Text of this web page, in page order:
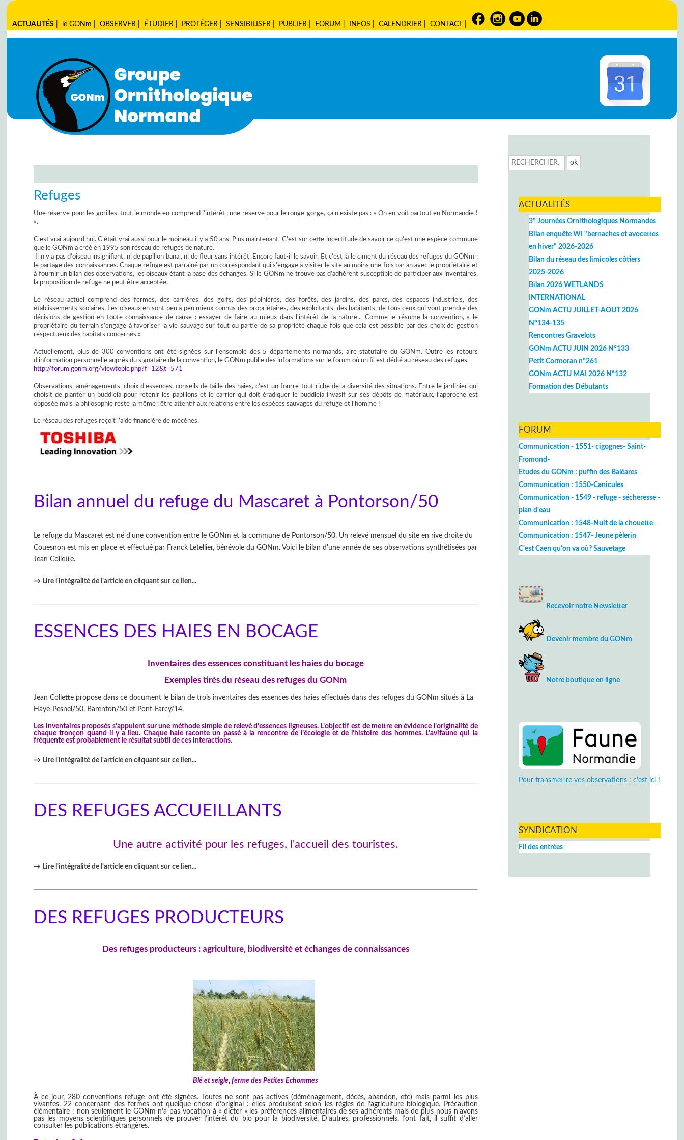
ACTUALITÉS le GONm |OBSERVER ÉTUDIER PROTÉGER |SENSIBILISER PUBLIER FORUM INFOS |CALENDRIER |CONTACT
Refuges
Une réserve pour les gorilles, tout le monde en comprend l’intérêt ; une réserve pour le rouge-gorge, ça n’existe pas : « On en voit partout en Normandie !
».
C’est vrai aujourd’hui. C’était vrai aussi pour le moineau il y a 50 ans. Plus maintenant. C’est sur cette incertitude de savoir ce qu’est une espèce commune
que le GONm a créé en 1995 son réseau de refuges de nature.
Il n’y a pas d’oiseau insignifiant, ni de papillon banal, ni de fleur sans intérêt. Encore faut-il le savoir. Et c’est là le ciment du réseau des refuges du GONm :
le partage des connaissances. Chaque refuge est parrainé par un correspondant qui s’engage à visiter le site au moins une fois par an avec le propriétaire et
à fournir un bilan des observations, les oiseaux étant la base des échanges. Si le GONm ne trouve pas d’adhérent susceptible de participer aux inventaires,
la proposition de refuge ne peut être acceptée.
Le réseau actuel comprend des fermes, des carrières, des golfs, des pépinières, des forêts, des jardins, des parcs, des espaces industriels, des
établissements scolaires. Les oiseaux en sont peu à peu mieux connus des propriétaires, des exploitants, des habitants, de tous ceux qui vont prendre des
décisions de gestion en toute connaissance de cause : essayer de faire au mieux dans l’intérêt de la nature... Comme le résume la convention, « le
propriétaire du terrain s’engage à favoriser la vie sauvage sur tout ou partie de sa propriété chaque fois que cela est possible par des choix de gestion
respectueux des habitats concernés.»
Actuellement, plus de 300 conventions ont été signées sur l’ensemble des 5 départements normands, aire statutaire du GONm. Outre les retours
d’information personnelle auprès du signataire de la convention, le GONm publie des informations sur le forum où un fil est dédié au réseau des refuges.
http://forum.gonm.org/viewtopic.php?f=12&t=571
Observations, aménagements, choix d’essences, conseils de taille des haies, c’est un fourre-tout riche de la diversité des situations. Entre le jardinier qui
choisit de planter un buddleia pour retenir les papillons et le carrier qui doit éradiquer le buddleia invasif sur ses dépôts de matériaux, l’approche est
opposée mais la philosophie reste la même : être attentif aux relations entre les espèces sauvages du refuge et l’homme !
Le réseau des refuges reçoit l’aide financière de mécènes.
Bilan annuel du refuge du Mascaret à Pontorson/50
Le refuge du Mascaret est né d'une convention entre le GONm et la commune de Pontorson/50. Un relevé mensuel du site en rive droite du
Couesnon est mis en place et effectué par Franck Letellier, bénévole du GONm. Voici le bilan d'une année de ses observations synthétisées par
Jean Collette.
→ Lire l'intégralité de l'article en cliquant sur ce lien...
ESSENCES DES HAIES EN BOCAGE
Inventaires des essences constituant les haies du bocage
Exemples tirés du réseau des refuges du GONm
Jean Collette propose dans ce document le bilan de trois inventaires des essences des haies effectués dans des refuges du GONm situés à La
Haye-Pesnel/50, Barenton/50 et Pont-Farcy/14.
Les inventaires proposés s’appuient sur une méthode simple de relevé d’essences ligneuses. L’objectif est de mettre en évidence l’originalité de
chaque tronçon quand il y a lieu. Chaque haie raconte un passé à la rencontre de l’écologie et de l’histoire des hommes. L’avifaune qui la
fréquente est probablement le résultat subtil de ces interactions.
→ Lire l'intégralité de l'article en cliquant sur ce lien...
DES REFUGES ACCUEILLANTS
Une autre activité pour les refuges, l'accueil des touristes.
→ Lire l'intégralité de l'article en cliquant sur ce lien...
DES REFUGES PRODUCTEURS
Des refuges producteurs : agriculture, biodiversité et échanges de connaissances
Blé et seigle, ferme des Petites Echommes
À ce jour, 280 conventions refuge ont été signées. Toutes ne sont pas actives (déménagement, décès, abandon, etc) mais parmi les plus
vivantes, 22 concernant des fermes ont quelque chose d’original : elles produisent selon les règles de l’agriculture biologique. Précaution
élémentaire : non seulement le GONm n’a pas vocation à « dicter » les préférences alimentaires de ses adhérents mais de plus nous n’avons
pas les moyens scientifiques personnels de prouver l’intérêt du bio pour la biodiversité. D’autres, professionnels, l’ont fait, il suffit d’aller
consulter les publications étrangères.
ACTUALITÉS
3° Journées Ornithologiques Normandes
Bilan enquête WI "bernaches et avocettes
en hiver" 2026-2026
Bilan du réseau des limicoles côtiers
2025-2026
Bilan 2026 WETLANDS
INTERNATIONAL
GONm ACTU JUILLET-AOUT 2026
N°134-135
Rencontres Gravelots
GONm ACTU JUIN 2026 N°133
Petit Cormoran n°261
GONm ACTU MAI 2026 N°132
Formation des Débutants
FORUM
Communication - 1551- cigognes- Saint-
Fromond-
Etudes du GONm : puffin des Baléares
Communication : 1550-Canicules
Communication - 1549 - refuge - sécheresse -
plan d'eau
Communication : 1548-Nuit de la chouette
Communication : 1547- Jeune pèlerin
C'est Caen qu'on va où? Sauvetage
Recevoir notre Newsletter
Devenir membre du GONm
Notre boutique en ligne
Pour transmettre vos observations : c'est ici !
SYNDICATION
Fil des entrées